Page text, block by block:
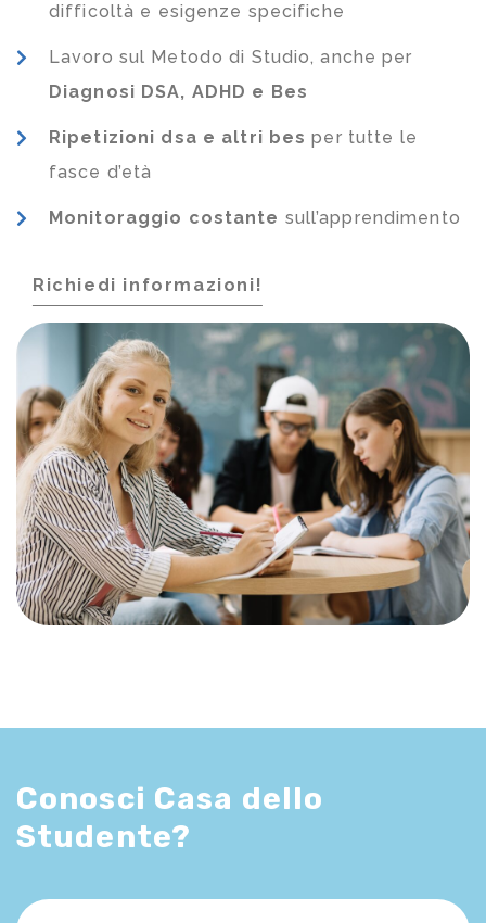
difficoltà e esigenze specifiche
Lavoro sul Metodo di Studio, anche per
Diagnosi DSA, ADHD e Bes
Ripetizioni dsa e altri bes per tutte le
fasce d’età
Monitoraggio costante sull’apprendimento
Richiedi informazioni!
Conosci Casa dello
Studente?